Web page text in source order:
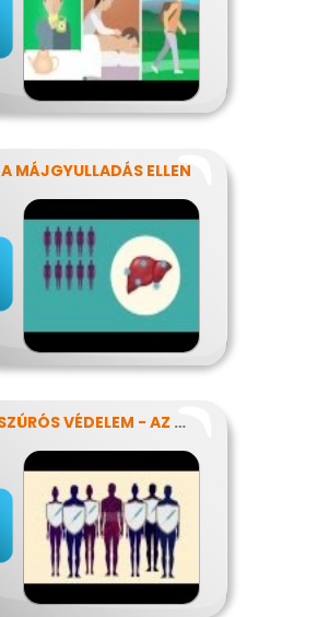
A MÁJGYULLADÁS ELLEN
SZÚRÓS VÉDELEM - AZ OLTÁSOKRÓL